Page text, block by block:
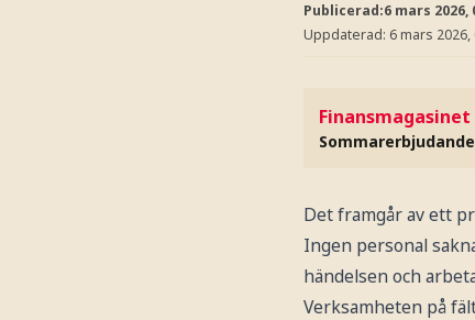
Publicerad:6 mars 2026,
Uppdaterad: 6 mars 2026,
Finansmagasinet
Det framgår av ett
Ingen personal
händelsen och
Verksamheten på